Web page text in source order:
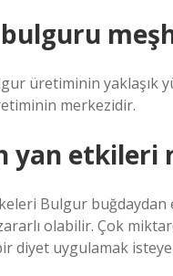
üretiminin yaklaşık
merkezidir.
yan etkileri
Bulgur buğdaydan
olabilir. Çok
diyet uygulamak